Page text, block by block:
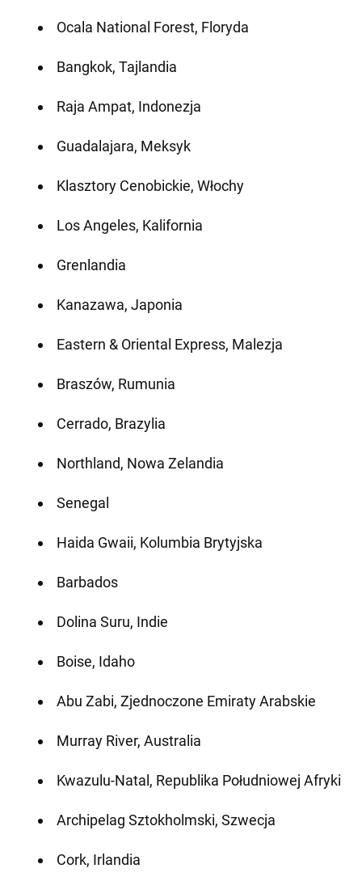
Ocala National Forest, Floryda
Bangkok, Tajlandia
Raja Ampat, Indonezja
Guadalajara, Meksyk
Klasztory Cenobickie, Włochy
Los Angeles, Kalifornia
Grenlandia
Kanazawa, Japonia
Eastern & Oriental Express, Malezja
Braszów, Rumunia
Cerrado, Brazylia
Northland, Nowa Zelandia
Senegal
Haida Gwaii, Kolumbia Brytyjska
Barbados
Dolina Suru, Indie
Boise, Idaho
Abu Zabi, Zjednoczone Emiraty Arabskie
Murray River, Australia
Kwazulu-Natal, Republika Południowej Afryki
Archipelag Sztokholmski, Szwecja
Cork, Irlandia